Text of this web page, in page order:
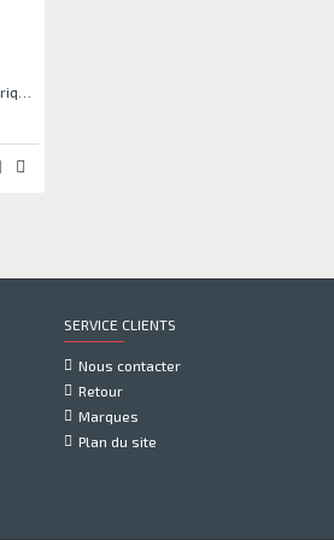
SERVICE CLIENTS
Nous contacter
Retour
Marques
Plan du site